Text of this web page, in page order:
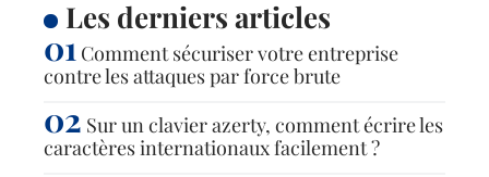
Les derniers articles
Comment sécuriser votre entreprise
contre les attaques par force brute
Sur un clavier azerty, comment écrire les
caractères internationaux facilement ?